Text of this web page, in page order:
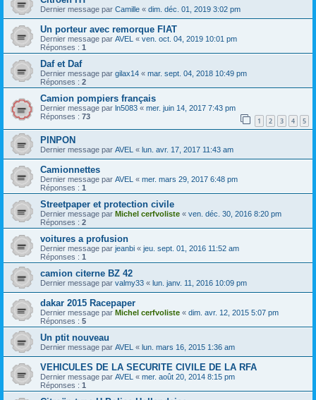
Dernier message par Camille « dim. déc. 01, 2019 3:02 pm
Un porteur avec remorque FIAT
Dernier message par AVEL « ven. oct. 04, 2019 10:01 pm
Réponses : 1
Daf et Daf
Dernier message par gilax14 « mar. sept. 04, 2018 10:49 pm
Réponses : 2
Camion pompiers français
Dernier message par ln5083 « mer. juin 14, 2017 7:43 pm
Réponses : 73 1 2 3 4 5
PINPON
Dernier message par AVEL « lun. avr. 17, 2017 11:43 am
Camionnettes
Dernier message par AVEL « mer. mars 29, 2017 6:48 pm
Réponses : 1
Streetpaper et protection civile
Dernier message par Michel cerfvoliste « ven. déc. 30, 2016 8:20 pm
Réponses : 2
voitures a profusion
Dernier message par jeanbi « jeu. sept. 01, 2016 11:52 am
Réponses : 1
camion citerne BZ 42
Dernier message par valmy33 « lun. janv. 11, 2016 10:09 pm
dakar 2015 Racepaper
Dernier message par Michel cerfvoliste « dim. avr. 12, 2015 5:07 pm
Réponses : 5
Un ptit nouveau
Dernier message par AVEL « lun. mars 16, 2015 1:36 am
VEHICULES DE LA SECURITE CIVILE DE LA RFA
Dernier message par AVEL « mer. août 20, 2014 8:15 pm
Réponses : 1